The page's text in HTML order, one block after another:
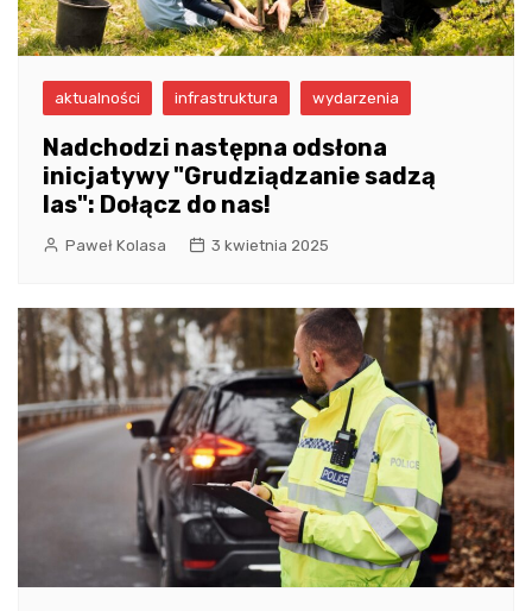
aktualności infrastruktura wydarzenia
Nadchodzi następna odsłona
inicjatywy "Grudziądzanie sadzą
las": Dołącz do nas!
Paweł Kolasa 3 kwietnia 2025